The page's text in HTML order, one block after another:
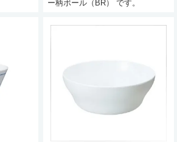
ー柄ボール（BR） です。